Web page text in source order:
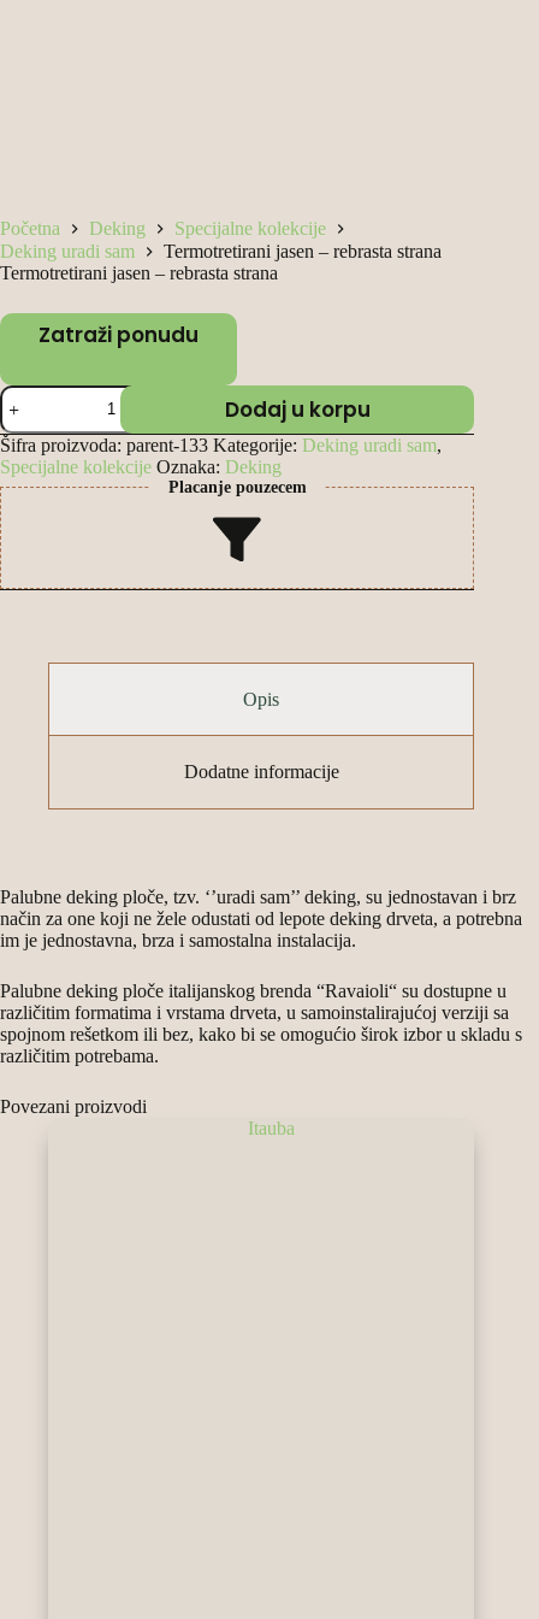
Početna Deking
Specijalne kolekcije
Deking uradi sam
Termotretirani jasen – rebrasta strana
Termotretirani jasen – rebrasta strana
Zatraži ponudu
Termotretirani
jasen
–
rebrasta
strana
количина
Dodaj u korpu
Šifra proizvoda: parent-133 Kategorije: Deking uradi sam,
Specijalne kolekcije Oznaka: Deking
Placanje pouzecem
Opis
Dodatne informacije
Palubne deking ploče, tzv. ‘’uradi sam’’ deking, su jednostavan i brz
način za one koji ne žele odustati od lepote deking drveta, a potrebna
im je jednostavna, brza i samostalna instalacija.
Palubne deking ploče italijanskog brenda “Ravaioli“ su dostupne u
različitim formatima i vrstama drveta, u samoinstalirajućoj verziji sa
spojnom rešetkom ili bez, kako bi se omogućio širok izbor u skladu s
različitim potrebama.
Povezani proizvodi